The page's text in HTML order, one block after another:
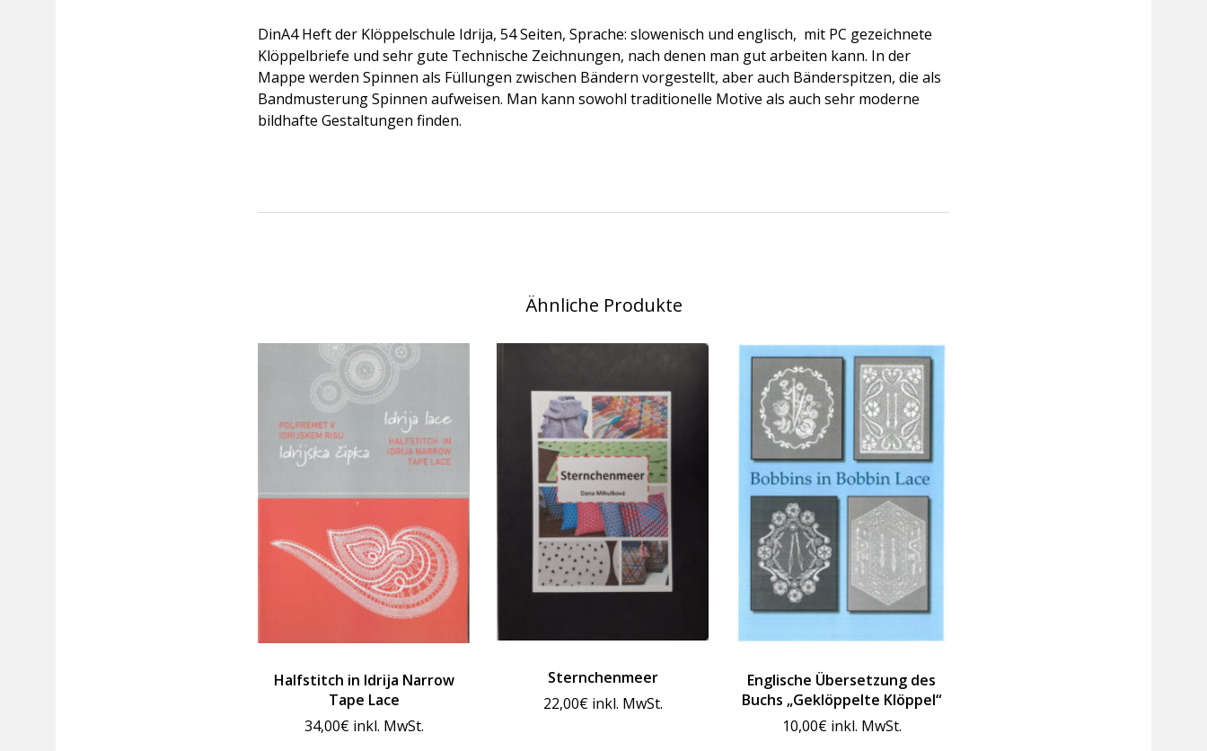
DinA4 Heft der Klöppelschule Idrija, 54 Seiten, Sprache: slowenisch und englisch, mit PC gezeichnete
Klöppelbriefe und sehr gute Technische Zeichnungen, nach denen man gut arbeiten kann. In der
Mappe werden Spinnen als Füllungen zwischen Bändern vorgestellt, aber auch Bänderspitzen, die als
Bandmusterung Spinnen aufweisen. Man kann sowohl traditionelle Motive als auch sehr moderne
bildhafte Gestaltungen finden.
Ähnliche Produkte
Halfstitch in Idrija Narrow
Tape Lace
34,00€ inkl. MwSt.
Sternchenmeer
22,00€ inkl. MwSt.
Englische Übersetzung des
Buchs „Geklöppelte Klöppel“
10,00€ inkl. MwSt.